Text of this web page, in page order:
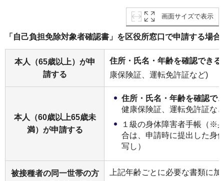
画面サイズで表示
「自己負担免除対象者確認書」を区役所窓口で申請する場合
本人（65歳以上）が申
請する
住所・氏名・年齢を確認できる
康保険証、運転免許証など)
本人（60歳以上65歳未
満）が申請する
住所・氏名・年齢を確認で
健康保険証、運転免許証な
１級の身体障害者手帳（※
合は、申請時に提出した身
写し）
被接種者の同一世帯の方
上記年齢ごとに必要な書類に加